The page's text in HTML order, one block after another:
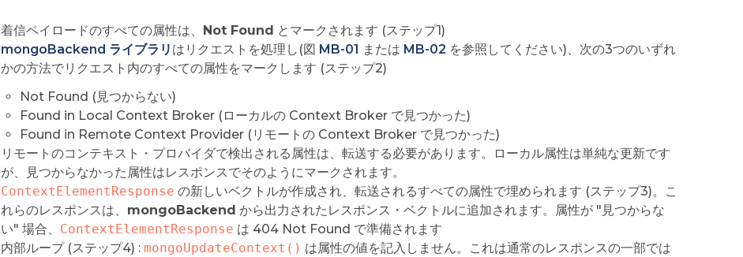
着信ペイロードのすべての属性は、 Not Found とマークされます (ステップ1)
mongoBackend ライブラリ はリクエストを処理し(図 MB-01 または MB-02 を参照してください)、次の3つのいずれ
かの方法でリクエスト内のすべての属性をマークします (ステップ2)
Not Found (見つからない)
Found in Local Context Broker (ローカルの Context Broker で見つかった)
Found in Remote Context Provider (リモートの Context Broker で見つかった)
リモートのコンテキスト・プロバイダで検出される属性は、転送する必要があります。ローカル属性は単純な更新です
が、見つからなかった属性はレスポンスでそのようにマークされます。
ContextElementResponse の新しいベクトルが作成され、転送されるすべての属性で埋められます (ステップ3)。こ
れらのレスポンスは、 mongoBackend から出力されたレスポンス・ベクトルに追加されます。属性が "見つからな
い" 場合、 ContextElementResponse は 404 Not Found で準備されます
内部ループ (ステップ4) : mongoUpdateContext() は属性の値を記入しません。これは通常のレスポンスの一部では